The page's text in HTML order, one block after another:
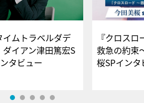
イムトラベルダデ
ダイアン津田篤宏S
ンタビュー
『クロス
救急の約束
桜SPイ